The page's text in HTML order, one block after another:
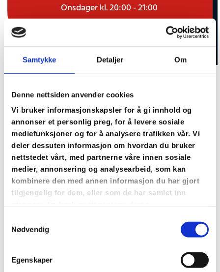
Samtykke Detaljer Om
Denne nettsiden anvender cookies
Vi bruker informasjonskapsler for å gi innhold og
annonser et personlig preg, for å levere sosiale
mediefunksjoner og for å analysere trafikken vår. Vi
deler dessuten informasjon om hvordan du bruker
nettstedet vårt, med partnerne våre innen sosiale
medier, annonsering og analysearbeid, som kan
kombinere den med annen informasjon du har gjort
tilgjengelig for dem, eller som de har samlet inn
Nødvendig
Egenskaper
Onsdager kl. 20:00 - 21:00
Lagledere og
kontaktinformasjon
Helge Haugvaldstad
LAGLEDER MIX FOTBALL
97144130